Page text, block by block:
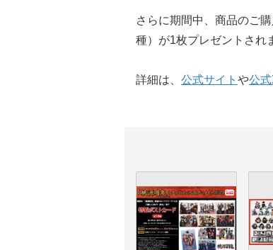
さらに期間中、商品のご
種）が1枚プレゼントされ
詳細は、 公式サイト や公